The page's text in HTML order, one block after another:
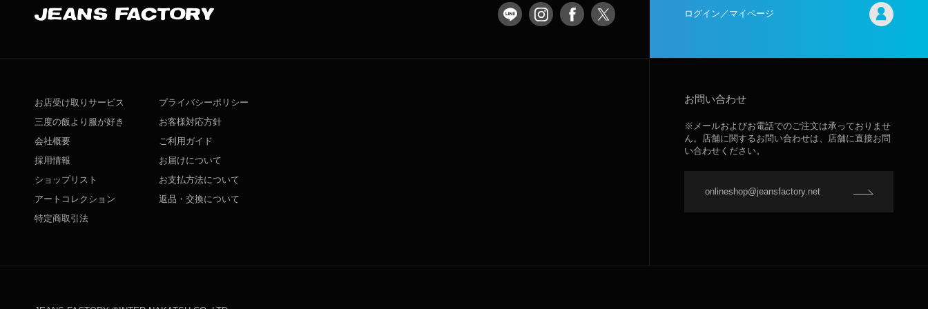
ログイン／マイページ
お店受け取りサービス
三度の飯より服が好き
会社概要
採用情報
ショップリスト
アートコレクション
特定商取引法
プライバシーポリシー
お客様対応方針
ご利用ガイド
お届けについて
お支払方法について
返品・交換について
お問い合わせ
※メールおよびお電話でのご注文は承っておりませ
ん。店舗に関するお問い合わせは、店舗に直接お問
い合わせください。
onlineshop@jeansfactory.net